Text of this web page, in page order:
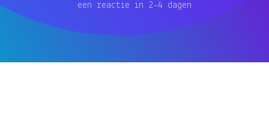
een reactie in 2-4 dagen